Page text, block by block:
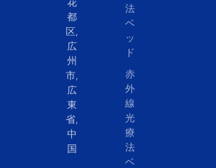
都
区,
広
州
市,
広
東
省,
中
国
法
ベ
ッ
ド
赤
外
線
光
療
法
ベ